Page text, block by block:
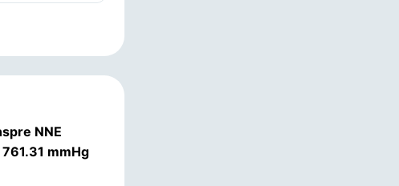
NNE
mmHg